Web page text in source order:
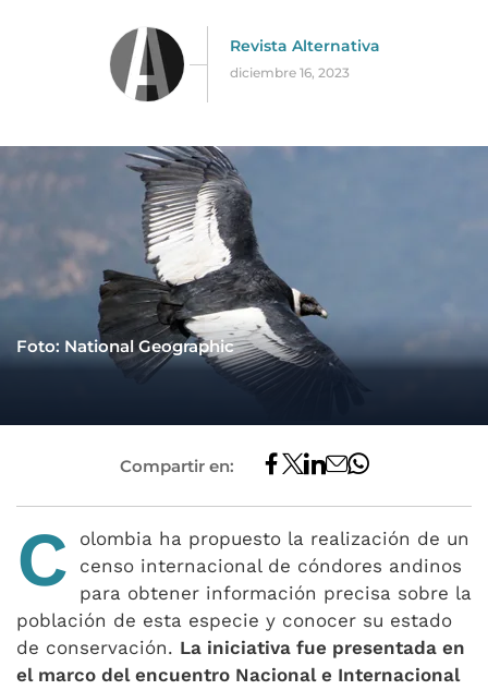
Revista Alternativa
diciembre 16, 2023
Foto: National Geographic
Compartir en:
C
olombia ha propuesto la realización de un
censo internacional de cóndores andinos
para obtener información precisa sobre la
población de esta especie y conocer su estado
de conservación. La iniciativa fue presentada en
el marco del encuentro Nacional e Internacional